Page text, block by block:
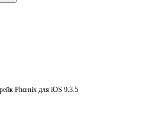
Phœnix для iOS 9.3.5